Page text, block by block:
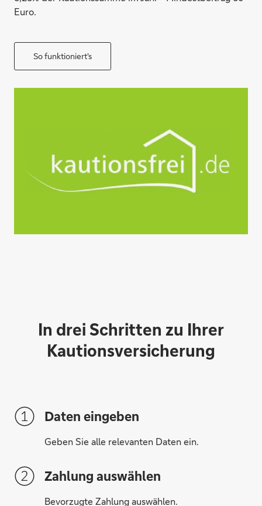
Euro.
So funktioniert's
In drei Schritten zu Ihrer
Kautionsversicherung
Daten eingeben
Geben Sie alle relevanten Daten ein.
Zahlung auswählen
Bevorzugte Zahlung auswählen.